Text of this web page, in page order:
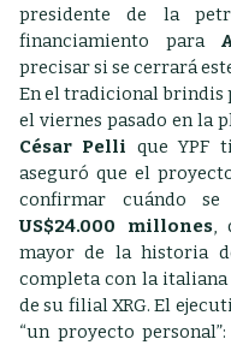
presidente de la
financiamiento para
precisar si se cerrará
En el tradicional brindis
el viernes pasado en la
César Pelli que YPF
aseguró que el
confirmar cuándo
US$24.000 millones,
mayor de la historia
completa con la italiana
de su filial XRG. El
“un proyecto